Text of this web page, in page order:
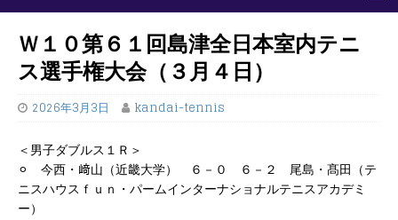
Ｗ１０第６１回島津全日本室内テニ
ス選手権大会（３月４日）
2026年3月3日 kandai-tennis
＜男子ダブルス１Ｒ＞
⚪︎ 今西・﨑山（近畿大学） ６－０ ６－２ 尾島・髙田（テ
ニスハウスｆｕｎ・パームインターナショナルテニスアカデミ
ー）